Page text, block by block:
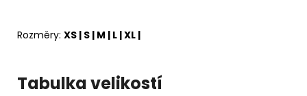
Rozměry: XS | S | M | L | XL |
Tabulka velikostí